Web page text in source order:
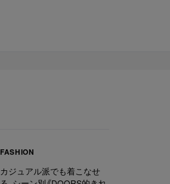
FASHION
カジュアル派でも着こなせ